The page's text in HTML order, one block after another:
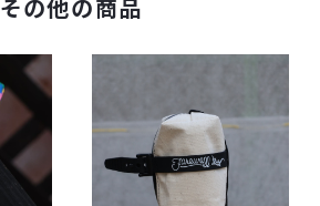
その他の商品